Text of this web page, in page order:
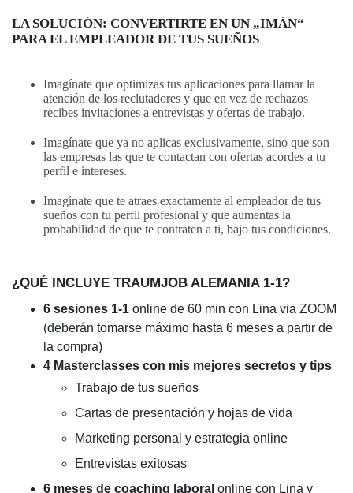
LA SOLUCIÓN: CONVERTIRTE EN UN „IMÁN“
PARA EL EMPLEADOR DE TUS SUEÑOS
Imagínate que optimizas tus aplicaciones para llamar la
atención de los reclutadores y que en vez de rechazos
recibes invitaciones a entrevistas y ofertas de trabajo.
Imagínate que ya no aplicas exclusivamente, sino que son
las empresas las que te contactan con ofertas acordes a tu
perfil e intereses.
Imagínate que te atraes exactamente al empleador de tus
sueños con tu perfil profesional y que aumentas la
probabilidad de que te contraten a ti, bajo tus condiciones.
¿QUÉ INCLUYE TRAUMJOB ALEMANIA 1-1?
6 sesiones 1-1 online de 60 min con Lina via ZOOM
(deberán tomarse máximo hasta 6 meses a partir de
la compra)
4 Masterclasses con mis mejores secretos y tips
Trabajo de tus sueños
Cartas de presentación y hojas de vida
Marketing personal y estrategia online
Entrevistas exitosas
6 meses de coaching laboral online con Lina y